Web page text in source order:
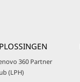
360 Partner
(LPH)